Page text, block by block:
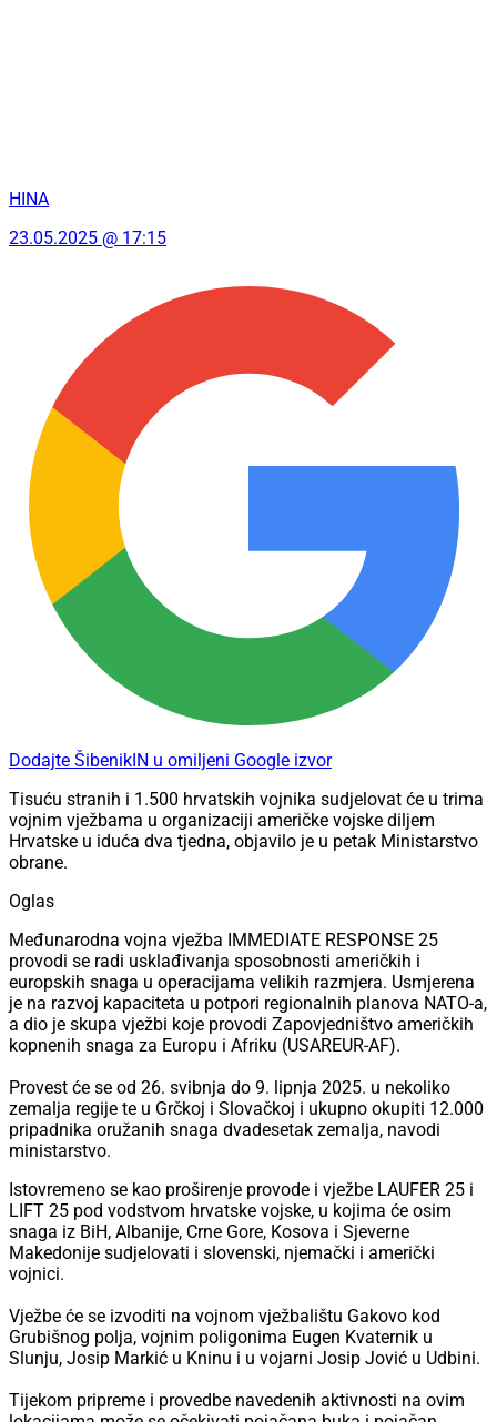
HINA
23.05.2025 @ 17:15
Dodajte ŠibenikIN u omiljeni Google izvor
Tisuću stranih i 1.500 hrvatskih vojnika sudjelovat će u trima
vojnim vježbama u organizaciji američke vojske diljem
Hrvatske u iduća dva tjedna, objavilo je u petak Ministarstvo
obrane.
Oglas
Međunarodna vojna vježba IMMEDIATE RESPONSE 25
provodi se radi usklađivanja sposobnosti američkih i
europskih snaga u operacijama velikih razmjera. Usmjerena
je na razvoj kapaciteta u potpori regionalnih planova NATO-a,
a dio je skupa vježbi koje provodi Zapovjedništvo američkih
kopnenih snaga za Europu i Afriku (USAREUR-AF).
Provest će se od 26. svibnja do 9. lipnja 2025. u nekoliko
zemalja regije te u Grčkoj i Slovačkoj i ukupno okupiti 12.000
pripadnika oružanih snaga dvadesetak zemalja, navodi
ministarstvo.
Istovremeno se kao proširenje provode i vježbe LAUFER 25 i
LIFT 25 pod vodstvom hrvatske vojske, u kojima će osim
snaga iz BiH, Albanije, Crne Gore, Kosova i Sjeverne
Makedonije sudjelovati i slovenski, njemački i američki
vojnici.
Vježbe će se izvoditi na vojnom vježbalištu Gakovo kod
Grubišnog polja, vojnim poligonima Eugen Kvaternik u
Slunju, Josip Markić u Kninu i u vojarni Josip Jović u Udbini.
Tijekom pripreme i provedbe navedenih aktivnosti na ovim